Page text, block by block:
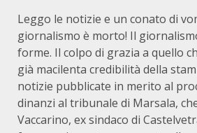
Leggo le notizie e un conato di
giornalismo è morto! Il
forme. Il colpo di grazia a quello
già macilenta credibilità della
notizie pubblicate in merito al
dinanzi al tribunale di Marsala,
Vaccarino, ex sindaco di